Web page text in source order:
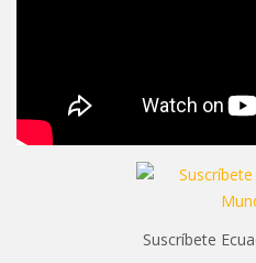
Suscríbete